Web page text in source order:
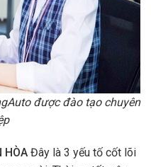
được đào tạo chuyên
HÒA Đây là 3 yếu tố cốt lõi